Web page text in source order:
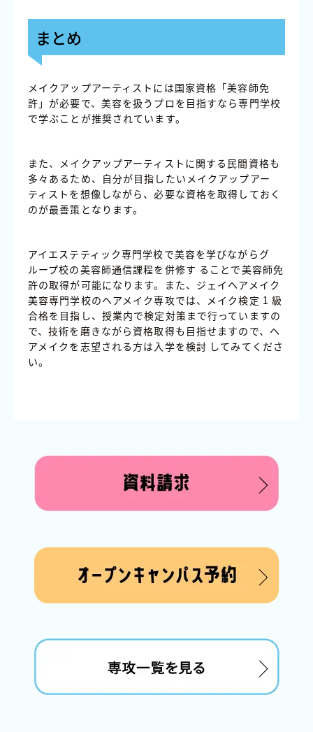
まとめ
メイクアップアーティストには国家資格「美容師免
許」が必要で、美容を扱うプロを目指すなら専門学校
で学ぶことが推奨されています。
また、メイクアップアーティストに関する民間資格も
多々あるため、自分が目指したいメイクアップアー
ティストを想像しながら、必要な資格を取得しておく
のが最善策となります。
アイエステティック専門学校で美容を学びながらグ
ループ校の美容師通信課程を併修す ることで美容師免
許の取得が可能になります。また、ジェイヘアメイク
美容専門学校のヘアメイク専攻では、メイク検定 1 級
合格を目指し、授業内で検定対策まで行っていますの
で、技術を磨きながら資格取得も目指せますので、ヘ
アメイクを志望される方は入学を検討 してみてくださ
い。